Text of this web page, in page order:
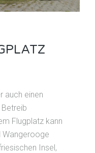
auch einen
Flugplatz kann
Wangerooge
Insel,